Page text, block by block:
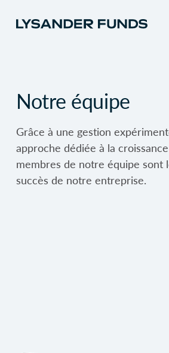
Notre équipe
Grâce à une gestion
approche dédiée à la
membres de notre équipe sont
succès de notre entreprise.